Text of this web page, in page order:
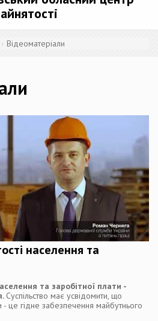
Відеоматеріали
населення та
та заробітної плати -
Суспільство має усвідомити, що
- це гідне забезпечення майбутнього